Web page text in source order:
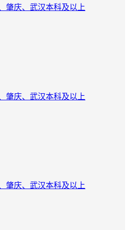
肇庆、武汉本科及以上
肇庆、武汉本科及以上
肇庆、武汉本科及以上